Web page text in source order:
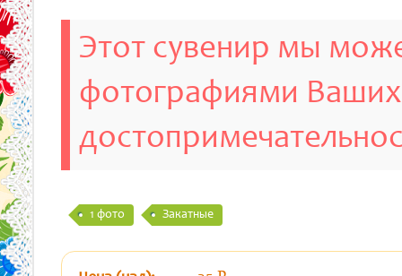
Этот сувенир мы
фотографиями Ваших
1 фото Закатные